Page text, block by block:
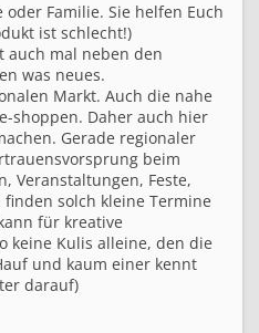
Familie. Sie helfen Euch
ist schlecht!)
auch mal neben den
was neues.
Markt. Auch die nahe
shoppen. Daher auch hier
Gerade regionaler
beim
Veranstaltungen, Feste,
solch kleine Termine
für kreative
keine Kulis alleine, den die
und kaum einer kennt
darauf)